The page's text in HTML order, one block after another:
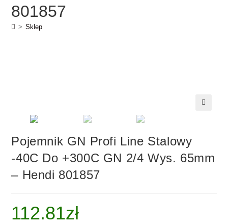
801857
> Sklep
Pojemnik GN Profi Line Stalowy
-40C Do +300C GN 2/4 Wys. 65mm
– Hendi 801857
112.81zł